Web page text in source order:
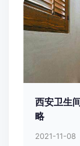
西安卫生
略
2021-11-08